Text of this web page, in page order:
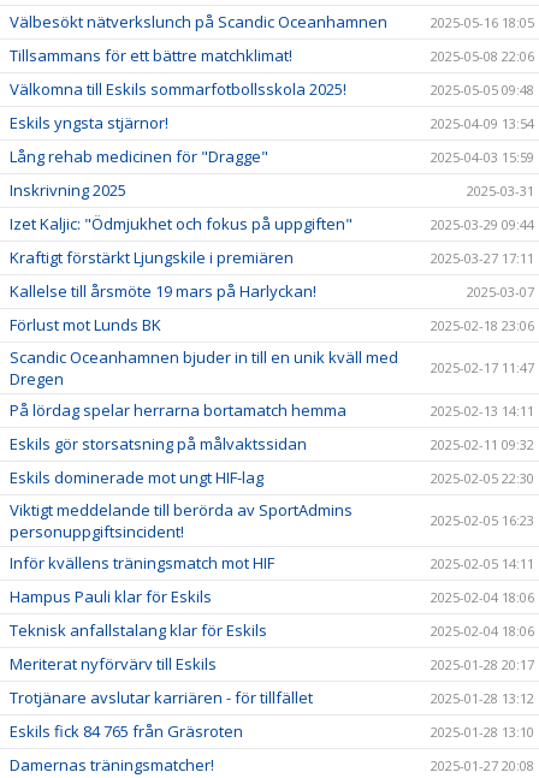
Välbesökt nätverkslunch på Scandic Oceanhamnen 2025-05-16 18:05
Tillsammans för ett bättre matchklimat! 2025-05-08 22:06
Välkomna till Eskils sommarfotbollsskola 2025! 2025-05-05 09:48
Eskils yngsta stjärnor! 2025-04-09 13:54
Lång rehab medicinen för "Dragge" 2025-04-03 15:59
Inskrivning 2025 2025-03-31
Izet Kaljic: "Ödmjukhet och fokus på uppgiften" 2025-03-29 09:44
Kraftigt förstärkt Ljungskile i premiären 2025-03-27 17:11
Kallelse till årsmöte 19 mars på Harlyckan! 2025-03-07
Förlust mot Lunds BK 2025-02-18 23:06
Scandic Oceanhamnen bjuder in till en unik kväll med
Dregen
2025-02-17 11:47
På lördag spelar herrarna bortamatch hemma 2025-02-13 14:11
Eskils gör storsatsning på målvaktssidan 2025-02-11 09:32
Eskils dominerade mot ungt HIF-lag 2025-02-05 22:30
Viktigt meddelande till berörda av SportAdmins
personuppgiftsincident!
2025-02-05 16:23
Inför kvällens träningsmatch mot HIF 2025-02-05 14:11
Hampus Pauli klar för Eskils 2025-02-04 18:06
Teknisk anfallstalang klar för Eskils 2025-02-04 18:06
Meriterat nyförvärv till Eskils 2025-01-28 20:17
Trotjänare avslutar karriären - för tillfället 2025-01-28 13:12
Eskils fick 84 765 från Gräsroten 2025-01-28 13:10
Damernas träningsmatcher! 2025-01-27 20:08